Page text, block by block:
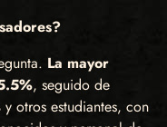
La mayor
, seguido de
otros estudiantes, con